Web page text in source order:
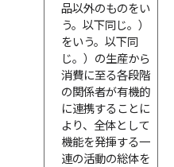
品以外のものをい
う。以下同じ。）
をいう。以下同
じ。）の生産から
消費に至る各段階
の関係者が有機的
に連携することに
より、全体として
機能を発揮する一
連の活動の総体を